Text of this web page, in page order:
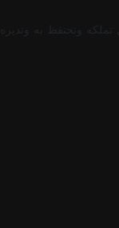
وتحتفظ به وتديره